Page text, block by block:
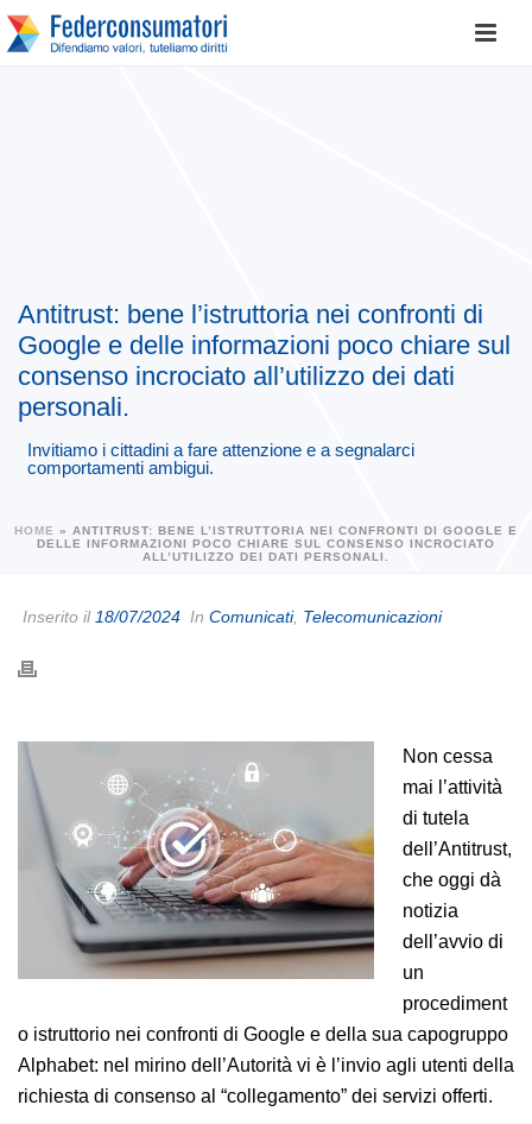
Antitrust: bene l’istruttoria nei confronti di
Google e delle informazioni poco chiare sul
consenso incrociato all’utilizzo dei dati
personali.
Invitiamo i cittadini a fare attenzione e a segnalarci
comportamenti ambigui.
HOME » ANTITRUST: BENE L’ISTRUTTORIA NEI CONFRONTI DI GOOGLE E
DELLE INFORMAZIONI POCO CHIARE SUL CONSENSO INCROCIATO
ALL’UTILIZZO DEI DATI PERSONALI.
Inserito il 18/07/2024 In Comunicati, Telecomunicazioni
Non cessa
mai l’attività
di tutela
dell’Antitrust,
che oggi dà
notizia
dell’avvio di
un
procediment
o istruttorio nei confronti di Google e della sua capogruppo
Alphabet: nel mirino dell’Autorità vi è l’invio agli utenti della
richiesta di consenso al “collegamento” dei servizi offerti.